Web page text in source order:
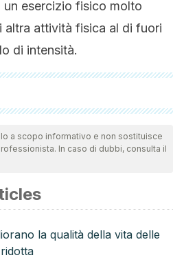
esercizio fisico molto
altra attività fisica al di fuori
di intensità.
esaminate a fondo dal nostro
l'affidabilità, l'attualità e la
questo articolo è stata considerata
Hoppe, M., Lutter, C. and Forst, R.
Onset Muscle Soreness
and Diagnostics.
a scopo informativo e non sostituisce
In caso di dubbi, consulta il